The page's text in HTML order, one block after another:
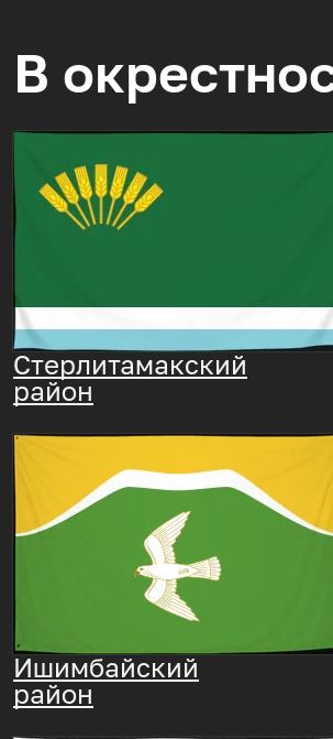
В
Стерлитамакский
район
Ишимбайский
район